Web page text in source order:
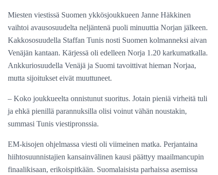
Miesten viestissä Suomen ykkösjoukkueen Janne Häkkinen
vaihtoi avausosuudelta neljäntenä puoli minuuttia Norjan jälkeen.
Kakkososuudella Staffan Tunis nosti Suomen kolmanneksi aivan
Venäjän kantaan. Kärjessä oli edelleen Norja 1.20 karkumatkalla.
Ankkuriosuudella Venäjä ja Suomi tavoittivat hieman Norjaa,
mutta sijoitukset eivät muuttuneet.
– Koko joukkueelta onnistunut suoritus. Jotain pieniä virheitä tuli
ja ehkä pienillä parannuksilla olisi voinut vähän noustakin,
summasi Tunis viestipronssia.
EM-kisojen ohjelmassa viesti oli viimeinen matka. Perjantaina
hiihtosuunnistajien kansainvälinen kausi päättyy maailmancupin
finaalikisaan, erikoispitkään. Suomalaisista parhaissa asemissa